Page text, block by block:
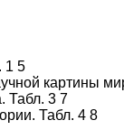
1 5
картины
Табл. 3 7
Табл. 4 8